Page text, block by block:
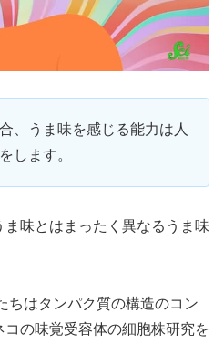
、うま味を感じる能力は人
します。
味とはまったく異なるうま味
ちはタンパク質の構造のコン
コの味覚受容体の細胞株研究を